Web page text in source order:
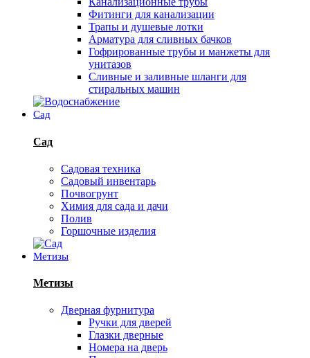
Фитинги для канализации
Трапы и душевые лотки
Арматура для сливных бачков
Гофрированные трубы и манжеты для
унитазов
Сливные и заливные шланги для
стиральных машин
Сад
Сад
Садовая техника
Садовый инвентарь
Почвогрунт
Химия для сада и дачи
Полив
Горшочные изделия
Метизы
Метизы
Дверная фурнитура
Ручки для дверей
Глазки дверные
Номера на дверь